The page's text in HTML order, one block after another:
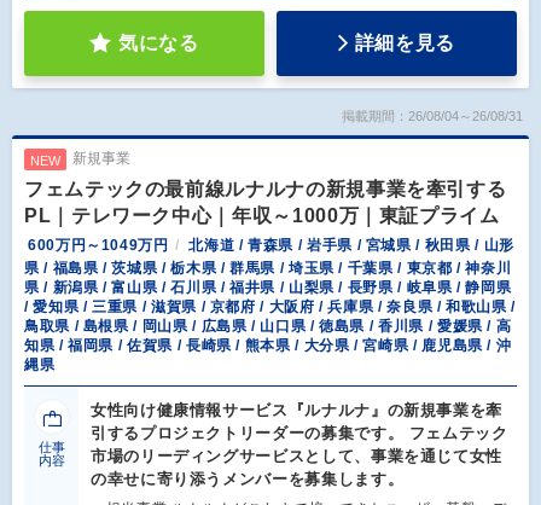
気になる 詳細を見る
掲載期間：26/08/04～26/08/31
NEW 新規事業
フェムテックの最前線ルナルナの新規事業を牽引する
PL｜テレワーク中心｜年収～1000万｜東証プライム
600万円～1049万円
北海道 / 青森県 / 岩手県 / 宮城県 / 秋田県 / 山形
県 / 福島県 / 茨城県 / 栃木県 / 群馬県 / 埼玉県 / 千葉県 / 東京都 / 神奈川
県 / 新潟県 / 富山県 / 石川県 / 福井県 / 山梨県 / 長野県 / 岐阜県 / 静岡県
/ 愛知県 / 三重県 / 滋賀県 / 京都府 / 大阪府 / 兵庫県 / 奈良県 / 和歌山県 /
鳥取県 / 島根県 / 岡山県 / 広島県 / 山口県 / 徳島県 / 香川県 / 愛媛県 / 高
知県 / 福岡県 / 佐賀県 / 長崎県 / 熊本県 / 大分県 / 宮崎県 / 鹿児島県 / 沖
縄県
仕事
内容
女性向け健康情報サービス『ルナルナ』の新規事業を牽
引するプロジェクトリーダーの募集です。 フェムテック
市場のリーディングサービスとして、事業を通じて女性
の幸せに寄り添うメンバーを募集します。